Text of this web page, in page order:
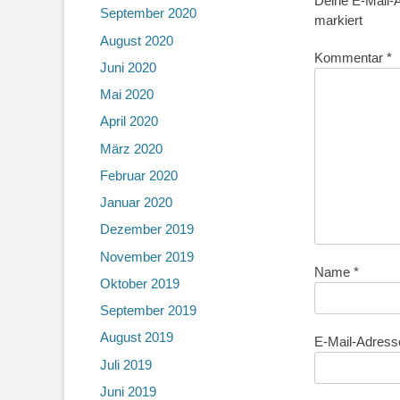
markiert
Kommentar *
Name *
E-Mail-
September 2020
August 2020
Juni 2020
Mai 2020
April 2020
März 2020
Februar 2020
Januar 2020
Dezember 2019
November 2019
Oktober 2019
September 2019
August 2019
Juli 2019
Juni 2019